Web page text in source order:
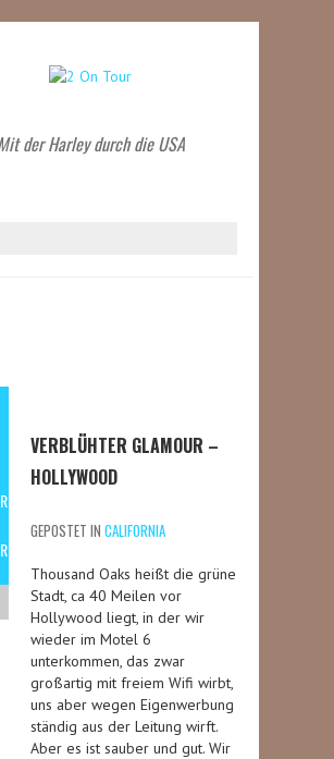
der Harley durch die USA
VERBLÜHTER GLAMOUR –
HOLLYWOOD
GEPOSTET IN CALIFORNIA
Thousand Oaks heißt die grüne
Stadt, ca 40 Meilen vor
Hollywood liegt, in der wir
wieder im Motel 6
unterkommen, das zwar
großartig mit freiem Wifi wirbt,
uns aber wegen Eigenwerbung
ständig aus der Leitung wirft.
Aber es ist sauber und gut. Wir